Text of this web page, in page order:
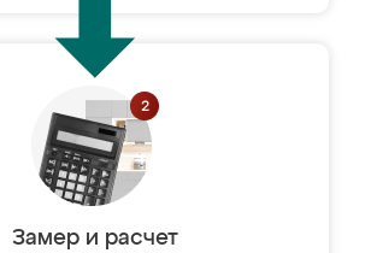
Замер и расчет